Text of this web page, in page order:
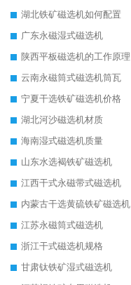
湖北铁矿磁选机如何配置
广东永磁湿式磁选机
陕西平板磁选机的工作原理
云南永磁筒式磁选机筒瓦
宁夏干选铁矿磁选机价格
湖北河沙磁选机材质
海南湿式磁选机质量
山东水选褐铁矿磁选机
江西干式永磁带式磁选机
内蒙古干选黄硫铁矿磁选机
江苏永磁筒式磁选机
浙江干式磁选机规格
甘肃钛铁矿湿式磁选机